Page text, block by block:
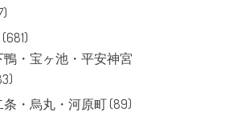
(681)
鴨・宝ヶ池・平安神宮
条・烏丸・河原町 (89)